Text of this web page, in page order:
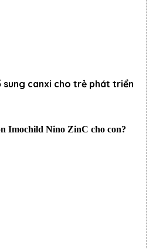
sung canxi cho trẻ phát triển